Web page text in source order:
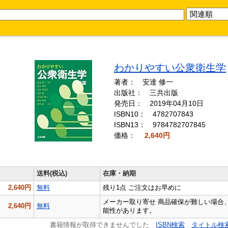
わかりやすい公衆衛生学
著者： 安達 修一
出版社： 三共出版
発売日： 2019年04月10日
ISBN10： 4782707843
ISBN13： 9784782707845
価格：
2,640円
送料(税込)
在庫・納期
2,640円
無料 残り1点 ご注文はお早めに
2,640円 無料
メーカー取り寄せ 商品確保が難しい場合
能性があります。
書籍情報が取得できませんでした
ISBN検索 タイトル検